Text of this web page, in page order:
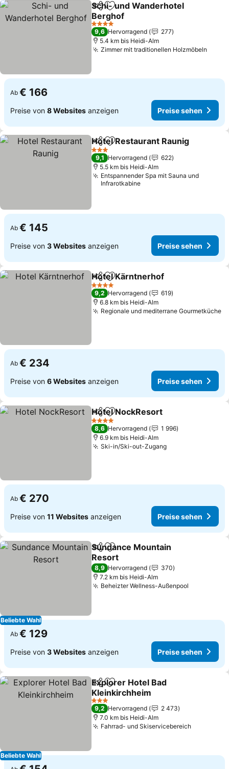
TeilenZu Favoriten hinzufügen
Schi- und Wanderhotel
Berghof
4 Sterne
9,6 Hervorragend
277
5.4 km bis Heidi-Alm
Zimmer mit traditionellen Holzmöbeln
Ab € 166
Preise von 8 Websites anzeigen Preise sehen
TeilenZu Favoriten hinzufügen
Hotel Restaurant Raunig
3 Sterne
9,1 Hervorragend
622
5.5 km bis Heidi-Alm
Entspannender Spa mit Sauna und
Infrarotkabine
Ab € 145
Preise von 3 Websites anzeigen Preise sehen
TeilenZu Favoriten hinzufügen
Hotel Kärntnerhof
4 Sterne
9,2 Hervorragend
619
6.8 km bis Heidi-Alm
Regionale und mediterrane Gourmetküche
Ab € 234
Preise von 6 Websites anzeigen Preise sehen
TeilenZu Favoriten hinzufügen
Hotel NockResort
4 Sterne
8,6 Hervorragend
1 996
6.9 km bis Heidi-Alm
Ski-in/Ski-out-Zugang
Ab € 270
Preise von 11 Websites anzeigen Preise sehen
Beliebte Wahl
TeilenZu Favoriten hinzufügen
Sundance Mountain
Resort
8,9 Hervorragend
370
7.2 km bis Heidi-Alm
Beheizter Wellness-Außenpool
Ab € 129
Preise von 3 Websites anzeigen Preise sehen
Beliebte Wahl
TeilenZu Favoriten hinzufügen
Explorer Hotel Bad
Kleinkirchheim
3 Sterne
9,2 Hervorragend
2 473
7.0 km bis Heidi-Alm
Fahrrad- und Skiservicebereich